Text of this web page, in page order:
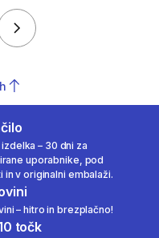
– 30 dni za
uporabnike, pod
v originalni embalaži.
– hitro in brezplačno!
točk